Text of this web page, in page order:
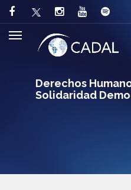
Derechos
Solidaridad